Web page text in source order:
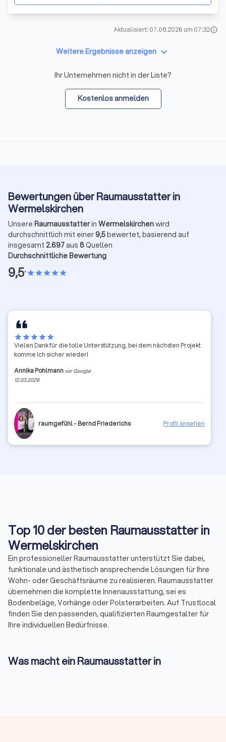
Aktualisiert: 07.08.2026 um 07:32info
Weitere Ergebnisse anzeigen keyboard_arrow_down
Ihr Unternehmen nicht in der Liste?
Kostenlos anmelden
Bewertungen über Raumausstatter in
Wermelskirchen
Unsere Raumausstatterin Wermelskirchenwird
durchschnittlich mit einer9,5bewertet, basierend auf
insgesamt 2.697aus 8Quellen
Durchschnittliche Bewertung
9,5•starstarstarstarstar
starstarstarstarstar
Vielen Dank für die tolle Unterstützung, bei dem nächsten Projekt
komme ich sicher wieder!
Annika Pohlmann vor Google
12.03.2026
raumgefühl - Bernd Friederichs Profil ansehen
Top 10 der besten Raumausstatter in
Wermelskirchen
Ein professioneller Raumausstatter unterstützt Sie dabei,
funktionale und ästhetisch ansprechende Lösungen für Ihre
Wohn- oder Geschäftsräume zu realisieren. Raumausstatter
übernehmen die komplette Innenausstattung, sei es
Bodenbeläge, Vorhänge oder Polsterarbeiten. Auf Trustlocal
finden Sie den passenden, qualifizierten Raumgestalter für
Ihre individuellen Bedürfnisse.
Was macht ein Raumausstatter in